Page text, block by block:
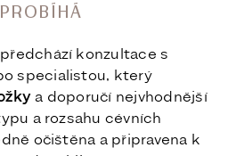
konzultace s
specialistou, který
a doporučí nejvhodnější
a rozsahu cévních
očištěna a připravena k